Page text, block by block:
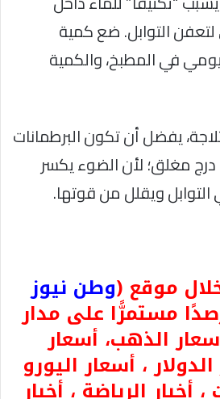
التوابل. ضع كمية
في المطبخ، والكمية
يفضل أن تكون البرطمانات
مغلق؛ لأن الضوء يكسر
التوابل ويقلل من قوتها.
موقع (وطن نيوز
مستمرًّا على مدار
لـ أسعار الذهب، أسعار
، أسعار اليورو
أخبار الرياضة ، أخبار